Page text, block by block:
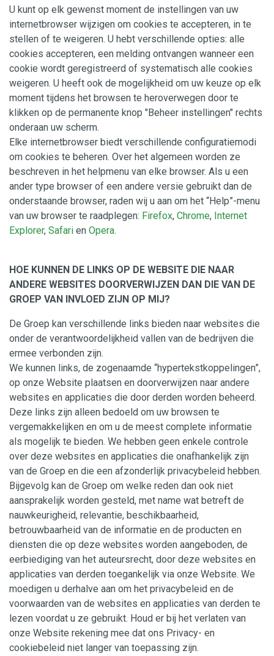
U kunt op elk gewenst moment de instellingen van uw
internetbrowser wijzigen om cookies te accepteren, in te
stellen of te weigeren. U hebt verschillende opties: alle
cookies accepteren, een melding ontvangen wanneer een
cookie wordt geregistreerd of systematisch alle cookies
weigeren. U heeft ook de mogelijkheid om uw keuze op elk
moment tijdens het browsen te heroverwegen door te
klikken op de permanente knop "Beheer instellingen" rechts
onderaan uw scherm.
Elke internetbrowser biedt verschillende configuratiemodi
om cookies te beheren. Over het algemeen worden ze
beschreven in het helpmenu van elke browser. Als u een
ander type browser of een andere versie gebruikt dan de
onderstaande browser, raden wij u aan om het “Help”-menu
van uw browser te raadplegen: Firefox, Chrome, Internet
Explorer, Safari en Opera.
HOE KUNNEN DE LINKS OP DE WEBSITE DIE NAAR
ANDERE WEBSITES DOORVERWIJZEN DAN DIE VAN DE
GROEP VAN INVLOED ZIJN OP MIJ?
De Groep kan verschillende links bieden naar websites die
onder de verantwoordelijkheid vallen van de bedrijven die
ermee verbonden zijn.
We kunnen links, de zogenaamde “hypertekstkoppelingen”,
op onze Website plaatsen en doorverwijzen naar andere
websites en applicaties die door derden worden beheerd.
Deze links zijn alleen bedoeld om uw browsen te
vergemakkelijken en om u de meest complete informatie
als mogelijk te bieden. We hebben geen enkele controle
over deze websites en applicaties die onafhankelijk zijn
van de Groep en die een afzonderlijk privacybeleid hebben.
Bijgevolg kan de Groep om welke reden dan ook niet
aansprakelijk worden gesteld, met name wat betreft de
nauwkeurigheid, relevantie, beschikbaarheid,
betrouwbaarheid van de informatie en de producten en
diensten die op deze websites worden aangeboden, de
eerbiediging van het auteursrecht, door deze websites en
applicaties van derden toegankelijk via onze Website. We
moedigen u derhalve aan om het privacybeleid en de
voorwaarden van de websites en applicaties van derden te
lezen voordat u ze gebruikt. Houd er bij het verlaten van
onze Website rekening mee dat ons Privacy- en
cookiebeleid niet langer van toepassing zijn.